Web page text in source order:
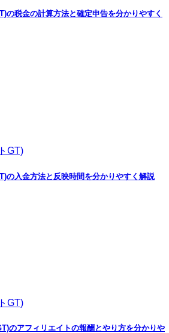
の税金の計算方法と確定申告を分かりやすく
GT)
の入金方法と反映時間を分かりやすく解説
GT)
のアフィリエイトの報酬とやり方を分かりや